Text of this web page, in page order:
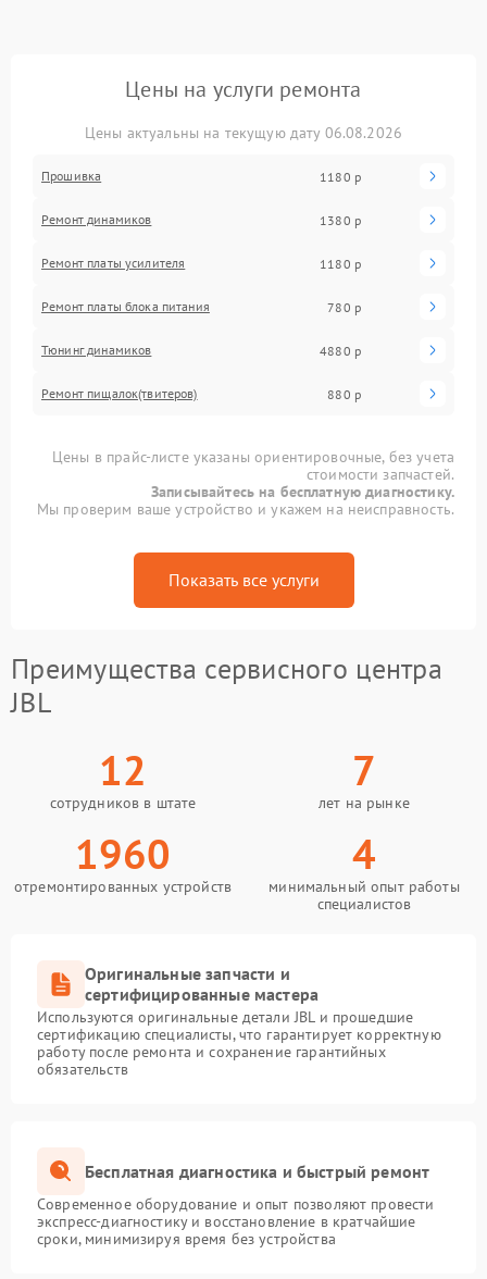
Цены на услуги ремонта
Цены актуальны на текущую дату 06.08.2026
Прошивка 1180 р
Ремонт динамиков 1380 р
Ремонт платы усилителя 1180 р
Ремонт платы блока питания 780 р
Тюнинг динамиков 4880 р
Ремонт пищалок(твитеров) 880 р
Цены в прайс-листе указаны ориентировочные, без учета
стоимости запчастей.
Записывайтесь на бесплатную диагностику.
Мы проверим ваше устройство и укажем на неисправность.
Показать все услуги
Преимущества сервисного центра
JBL
12
сотрудников в штате
7
лет на рынке
1960
отремонтированных устройств
4
минимальный опыт работы
специалистов
Оригинальные запчасти и
сертифицированные мастера
Используются оригинальные детали JBL и прошедшие
сертификацию специалисты, что гарантирует корректную
работу после ремонта и сохранение гарантийных
обязательств
Бесплатная диагностика и быстрый ремонт
Современное оборудование и опыт позволяют провести
экспресс-диагностику и восстановление в кратчайшие
сроки, минимизируя время без устройства